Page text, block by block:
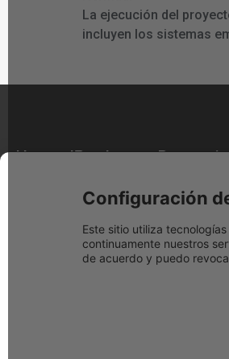
La ejecución del
incluyen los sistemas
HermadiProductos
marcas
oficial Festool
Herramientas
actuales
Festool
Festool
Configuración
Este sitio utiliza
continuamente nuestros
de acuerdo y puedo